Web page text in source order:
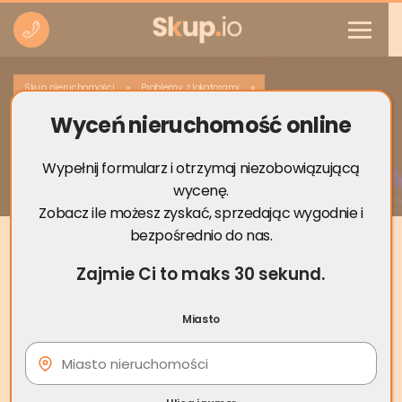
Skup nieruchomości » Problemy z lokatorami »
Wynajem okazjonalny – oświadczenie o
poddaniu się egzekucji
Wyceń nieruchomość online
Wypełnij formularz i otrzymaj niezobowiązującą
wycenę.
Zobacz ile możesz zyskać, sprzedając wygodnie i
bezpośrednio do nas.
Zajmie Ci to maks 30 sekund.
Miasto